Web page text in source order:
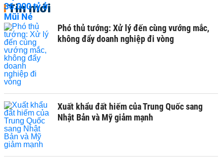
Tin mới
Phó thủ tướng: Xử lý đến cùng vướng mắc,
không đẩy doanh nghiệp đi vòng
Xuất khẩu đất hiếm của Trung Quốc sang
Nhật Bản và Mỹ giảm mạnh